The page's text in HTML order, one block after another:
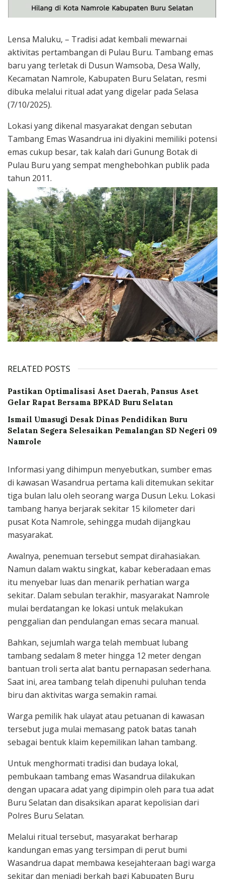
Lensa Maluku, – Tradisi adat kembali mewarnai
aktivitas pertambangan di Pulau Buru. Tambang emas
baru yang terletak di Dusun Wamsoba, Desa Wally,
Kecamatan Namrole, Kabupaten Buru Selatan, resmi
dibuka melalui ritual adat yang digelar pada Selasa
(7/10/2025).
Lokasi yang dikenal masyarakat dengan sebutan
Tambang Emas Wasandrua ini diyakini memiliki potensi
emas cukup besar, tak kalah dari Gunung Botak di
Pulau Buru yang sempat menghebohkan publik pada
tahun 2011.
RELATED POSTS
Pastikan Optimalisasi Aset Daerah, Pansus Aset
Gelar Rapat Bersama BPKAD Buru Selatan
Ismail Umasugi Desak Dinas Pendidikan Buru
Selatan Segera Selesaikan Pemalangan SD Negeri 09
Namrole
Informasi yang dihimpun menyebutkan, sumber emas
di kawasan Wasandrua pertama kali ditemukan sekitar
tiga bulan lalu oleh seorang warga Dusun Leku. Lokasi
tambang hanya berjarak sekitar 15 kilometer dari
pusat Kota Namrole, sehingga mudah dijangkau
masyarakat.
Awalnya, penemuan tersebut sempat dirahasiakan.
Namun dalam waktu singkat, kabar keberadaan emas
itu menyebar luas dan menarik perhatian warga
sekitar. Dalam sebulan terakhir, masyarakat Namrole
mulai berdatangan ke lokasi untuk melakukan
penggalian dan pendulangan emas secara manual.
Bahkan, sejumlah warga telah membuat lubang
tambang sedalam 8 meter hingga 12 meter dengan
bantuan troli serta alat bantu pernapasan sederhana.
Saat ini, area tambang telah dipenuhi puluhan tenda
biru dan aktivitas warga semakin ramai.
Warga pemilik hak ulayat atau petuanan di kawasan
tersebut juga mulai memasang patok batas tanah
sebagai bentuk klaim kepemilikan lahan tambang.
Untuk menghormati tradisi dan budaya lokal,
pembukaan tambang emas Wasandrua dilakukan
dengan upacara adat yang dipimpin oleh para tua adat
Buru Selatan dan disaksikan aparat kepolisian dari
Polres Buru Selatan.
Melalui ritual tersebut, masyarakat berharap
kandungan emas yang tersimpan di perut bumi
Wasandrua dapat membawa kesejahteraan bagi warga
sekitar dan menjadi berkah bagi Kabupaten Buru